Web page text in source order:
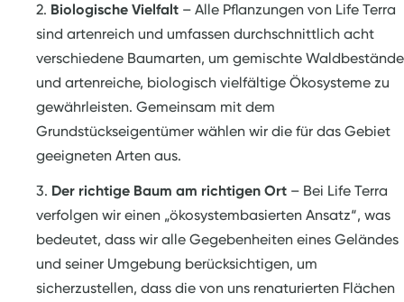
Biologische Vielfalt – Alle Pflanzungen von Life Terra
sind artenreich und umfassen durchschnittlich acht
verschiedene Baumarten, um gemischte Waldbestände
und artenreiche, biologisch vielfältige Ökosysteme zu
gewährleisten. Gemeinsam mit dem
Grundstückseigentümer wählen wir die für das Gebiet
geeigneten Arten aus.
Der richtige Baum am richtigen Ort – Bei Life Terra
verfolgen wir einen „ökosystembasierten Ansatz“, was
bedeutet, dass wir alle Gegebenheiten eines Geländes
und seiner Umgebung berücksichtigen, um
sicherzustellen, dass die von uns renaturierten Flächen